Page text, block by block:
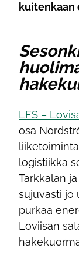
kuitenkaan
LFS –
osa
logistiikka
Tarkkalan
sujuvasti jo
purkaa
Loviisan